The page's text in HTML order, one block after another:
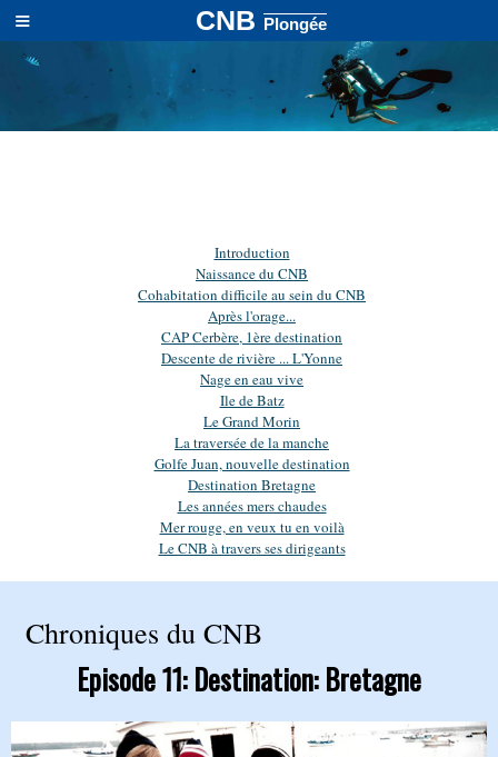
≡ CNBPlongée
Chroniques du CNB
Episode 11:Destination: Bretagne
Introduction
Naissance du CNB
Cohabitation difficile au sein du CNB
Après l'orage...
CAP Cerbère, 1ère destination
Descente de rivière ... L'Yonne
Nage en eau vive
Ile de Batz
Le Grand Morin
La traversée de la manche
Golfe Juan, nouvelle destination
Destination Bretagne
Les années mers chaudes
Mer rouge, en veux tu en voilà
Le CNB à travers ses dirigeants